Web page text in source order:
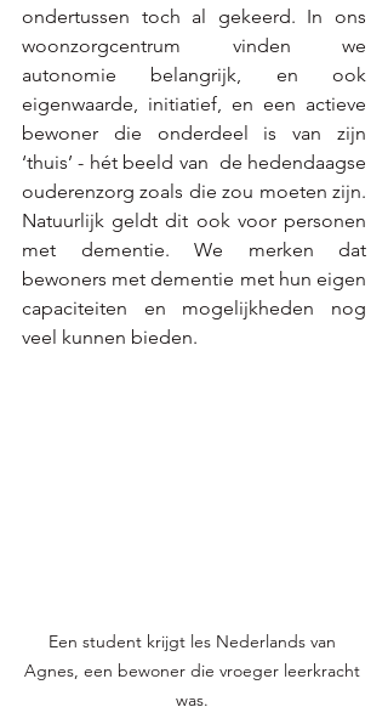
ondertussen toch al gekeerd. In ons
woonzorgcentrum vinden we
autonomie belangrijk, en ook
eigenwaarde, initiatief, en een actieve
bewoner die onderdeel is van zijn
‘thuis’ - hét beeld van  de hedendaagse
ouderenzorg zoals die zou moeten zijn.
Natuurlijk geldt dit ook voor personen
met dementie. We merken dat
bewoners met dementie met hun eigen
capaciteiten en mogelijkheden nog
veel kunnen bieden.
Een student krijgt les Nederlands van
Agnes, een bewoner die vroeger leerkracht
was.